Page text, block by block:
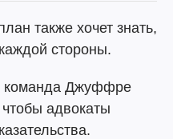
также хочет знать,
стороны.
команда Джуффре
чтобы адвокаты